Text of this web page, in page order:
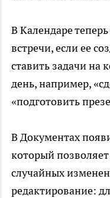
В Календаре
встречи, если ее
ставить задачи на
день, например,
«подготовить
В Документах
который
случайных
редактирование: